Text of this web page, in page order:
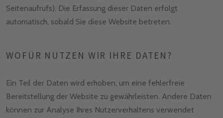
Seitenaufrufs). Die Erfassung dieser Daten erfolgt
automatisch, sobald Sie diese Website betreten.
WOFÜR NUTZEN WIR IHRE DATEN?
Ein Teil der Daten wird erhoben, um eine fehlerfreie
Bereitstellung der Website zu gewährleisten. Andere Daten
können zur Analyse Ihres Nutzerverhaltens verwendet